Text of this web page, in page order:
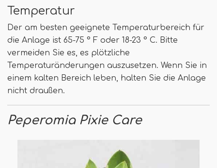
Temperatur
Der am besten geeignete Temperaturbereich für
die Anlage ist 65-75 ° F oder 18-23 ° C. Bitte
vermeiden Sie es, es plötzliche
Temperaturänderungen auszusetzen. Wenn Sie in
einem kalten Bereich leben, halten Sie die Anlage
nicht draußen.
Peperomia Pixie Care